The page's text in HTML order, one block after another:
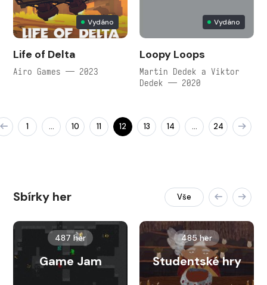
Vydáno
Life of Delta
Airo Games — 2023
Vydáno
Loopy Loops
Martin Dedek a Viktor
Dedek — 2020
1 … 10 11 12 13 14 … 24
Sbírky her Vše
487 her
Game Jam
485 her
Studentské hry